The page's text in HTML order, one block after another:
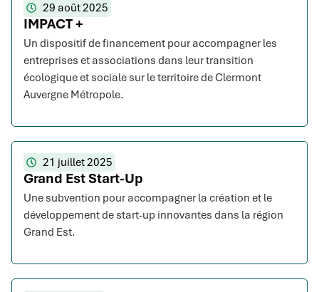
29 août 2025
IMPACT +
Un dispositif de financement pour accompagner les
entreprises et associations dans leur transition
écologique et sociale sur le territoire de Clermont
Auvergne Métropole.
21 juillet 2025
Grand Est Start-Up
Une subvention pour accompagner la création et le
développement de start-up innovantes dans la région
Grand Est.